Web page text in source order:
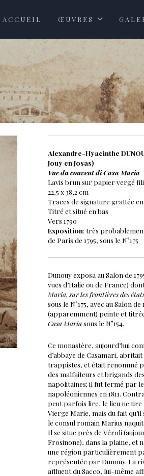
ACCUEIL ŒUVRES
Alexandre-Hyacinthe
Jouy en Josas)
Vue du couvent di Casa Maria
Lavis brun sur papier vergé
22,5 x 38,2 cm
Traces de signature grattée en
Titré et situé en bas
Vers 1790
Exposition: très
de Paris de 1795, sous le N°175
Dunouy exposa au Salon de
vues d’Italie ou de France)
Maria, sur les frontières des
sous le N°175, avec au Salon
(apparemment) peinte et
Casa Mariasous le N°154.
Ce monastère, aujourd’hui
d’abbaye de Casamari, abritait
trappistes, et était renommé
des malfaiteurs et brigands
napolitaines; il fut fermé par
napoléoniennes en 1811.
peut parfois lire, le lieu ne tire
Vierge Marie, mais du fait
le consul romain Marius naquit.
Il se situe près de Véroli
Frosinone), dans la plaine, et
une région particulièrement
représentée par Dunouy. La
affluent du Sacco, lui-même